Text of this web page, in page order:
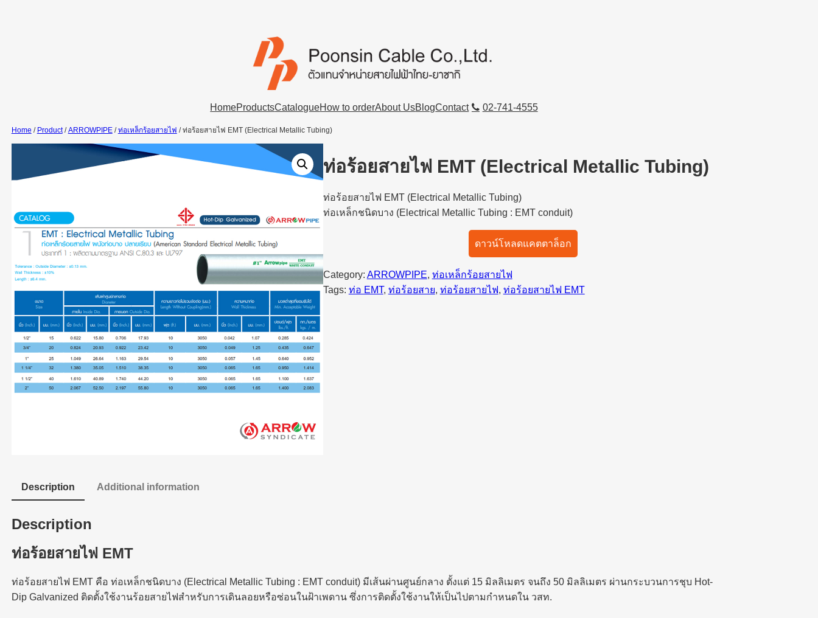
HomeProductsCatalogueHow to orderAbout UsBlogContact 02-741-4555
Home / Product/ARROWPIPE/ท่อเหล็กร้อยสายไฟ / ท่อร้อยสายไฟ EMT (Electrical Metallic Tubing)
ท่อร้อยสายไฟ EMT (Electrical Metallic Tubing)
ท่อร้อยสายไฟ EMT (Electrical Metallic Tubing)
ท่อเหล็กชนิดบาง (Electrical Metallic Tubing : EMT conduit)
ดาวน์โหลดแคตตาล็อก
Category: ARROWPIPE, ท่อเหล็กร้อยสายไฟ
Tags: ท่อ EMT, ท่อร้อยสาย, ท่อร้อยสายไฟ, ท่อร้อยสายไฟ EMT
Description Additional information
Description
ท่อร้อยสายไฟ EMT
ท่อร้อยสายไฟ EMT คือ ท่อเหล็กชนิดบาง (Electrical Metallic Tubing : EMT conduit) มีเส้นผ่านศูนย์กลาง ตั้งแต่ 15 มิลลิเมตร จนถึง 50 มิลลิเมตร ผ่านกระบวนการชุบ Hot-
Dip Galvanized ติดตั้งใช้งานร้อยสายไฟสำหรับการเดินลอยหรือซ่อนในฝ้าเพดาน ซึ่งการติดตั้งใช้งานให้เป็นไปตามกำหนดใน วสท.